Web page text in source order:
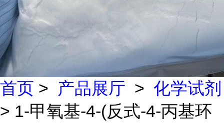
首页 > 产品展厅 > 化学试剂
> 1-甲氧基-4-(反式-4-丙基环